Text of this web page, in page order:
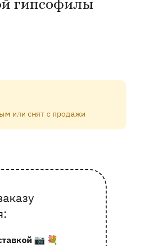
гипсофилы
или снят с продажи
Флорео
📷 💐